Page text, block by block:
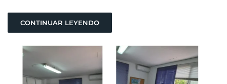
CONTINUAR LEYENDO